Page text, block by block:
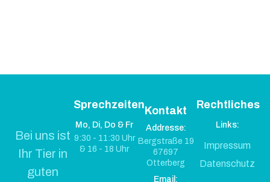
Bei uns ist
Ihr Tier in
guten
Sprechzeiten
Mo, Di, Do & Fr
9:30 - 11:30 Uhr
& 16 - 18 Uhr
Kontakt
Addresse:
Bergstraße 19
67697
Otterberg
Email:
Rechtliches
Links:
Impressum
Datenschutz